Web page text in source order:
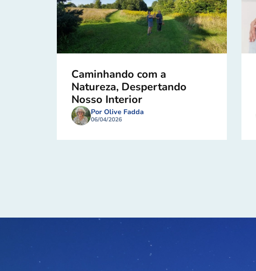
Caminhando com a
Natureza, Despertando
Nosso Interior
Por Olive Fadda
06/04/2026